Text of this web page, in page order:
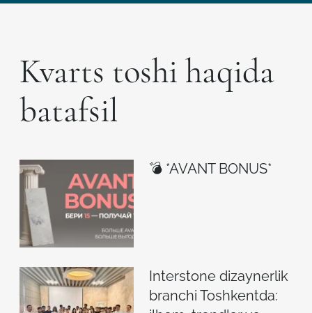
Kvarts toshi haqida
batafsil
💣 *AVANT BONUS*
Interstone dizaynerlik
branchi Toshkentda: